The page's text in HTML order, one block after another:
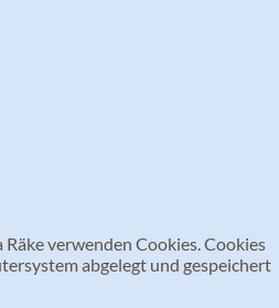
verwenden Cookies. Cookies
abgelegt und gespeichert